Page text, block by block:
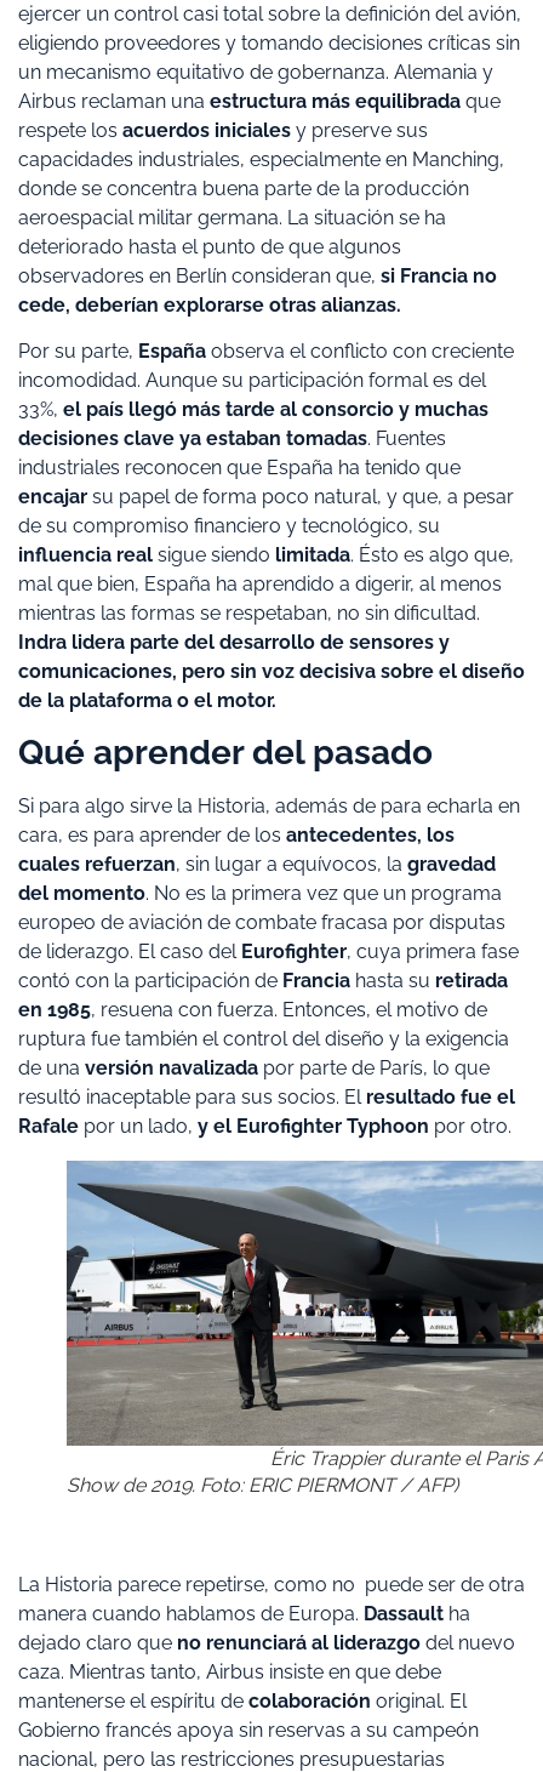
ejercer un control casi total sobre la definición del avión,
eligiendo proveedores y tomando decisiones críticas sin
un mecanismo equitativo de gobernanza. Alemania y
Airbus reclaman una estructura más equilibrada que
respete los acuerdos iniciales y preserve sus
capacidades industriales, especialmente en Manching,
donde se concentra buena parte de la producción
aeroespacial militar germana. La situación se ha
deteriorado hasta el punto de que algunos
observadores en Berlín consideran que, si Francia no
cede, deberían explorarse otras alianzas.
Por su parte, España observa el conflicto con creciente
incomodidad. Aunque su participación formal es del
33%, el país llegó más tarde al consorcio y muchas
decisiones clave ya estaban tomadas. Fuentes
industriales reconocen que España ha tenido que
encajar su papel de forma poco natural, y que, a pesar
de su compromiso financiero y tecnológico, su
influencia real sigue siendo limitada. Ésto es algo que,
mal que bien, España ha aprendido a digerir, al menos
mientras las formas se respetaban, no sin dificultad.
Indra lidera parte del desarrollo de sensores y
comunicaciones, pero sin voz decisiva sobre el diseño
de la plataforma o el motor.
Qué aprender del pasado
Si para algo sirve la Historia, además de para echarla en
cara, es para aprender de los antecedentes, los
cuales refuerzan, sin lugar a equívocos, la gravedad
del momento. No es la primera vez que un programa
europeo de aviación de combate fracasa por disputas
de liderazgo. El caso del Eurofighter, cuya primera fase
contó con la participación de Francia hasta su retirada
en 1985, resuena con fuerza. Entonces, el motivo de
ruptura fue también el control del diseño y la exigencia
de una versión navalizada por parte de París, lo que
resultó inaceptable para sus socios. El resultado fue el
Rafale por un lado, y el Eurofighter Typhoon por otro.
Éric Trappier durante el Paris
Show de 2019. Foto: ERIC PIERMONT / AFP)
La Historia parece repetirse, como no puede ser de otra
manera cuando hablamos de Europa. Dassault ha
dejado claro que no renunciará al liderazgo del nuevo
caza. Mientras tanto, Airbus insiste en que debe
mantenerse el espíritu de colaboración original. El
Gobierno francés apoya sin reservas a su campeón
nacional, pero las restricciones presupuestarias